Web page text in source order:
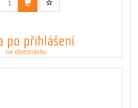
po přihlášení
na objednávku